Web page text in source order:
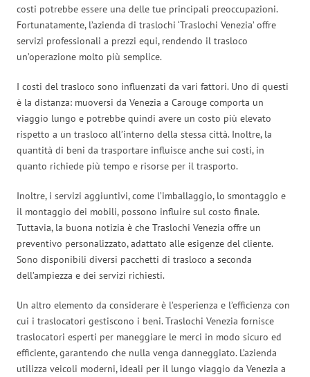
costi potrebbe essere una delle tue principali preoccupazioni.
Fortunatamente, l’azienda di traslochi ‘Traslochi Venezia’ offre
servizi professionali a prezzi equi, rendendo il trasloco
un’operazione molto più semplice.
I costi del trasloco sono influenzati da vari fattori. Uno di questi
è la distanza: muoversi da Venezia a Carouge comporta un
viaggio lungo e potrebbe quindi avere un costo più elevato
rispetto a un trasloco all’interno della stessa città. Inoltre, la
quantità di beni da trasportare influisce anche sui costi, in
quanto richiede più tempo e risorse per il trasporto.
Inoltre, i servizi aggiuntivi, come l’imballaggio, lo smontaggio e
il montaggio dei mobili, possono influire sul costo finale.
Tuttavia, la buona notizia è che Traslochi Venezia offre un
preventivo personalizzato, adattato alle esigenze del cliente.
Sono disponibili diversi pacchetti di trasloco a seconda
dell’ampiezza e dei servizi richiesti.
Un altro elemento da considerare è l’esperienza e l’efficienza con
cui i traslocatori gestiscono i beni. Traslochi Venezia fornisce
traslocatori esperti per maneggiare le merci in modo sicuro ed
efficiente, garantendo che nulla venga danneggiato. L’azienda
utilizza veicoli moderni, ideali per il lungo viaggio da Venezia a